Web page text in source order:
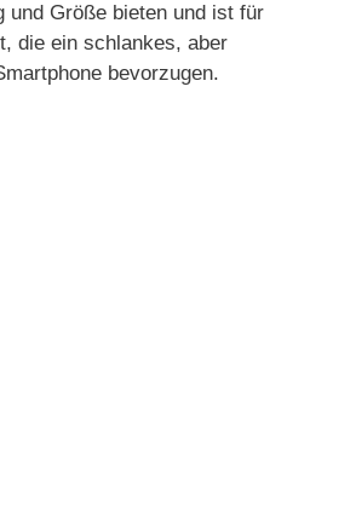
und Größe bieten und ist für
die ein schlankes, aber
bevorzugen.